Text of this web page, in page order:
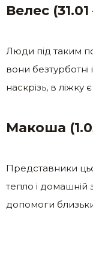
Велес
Люди під таким
вони
наскрізь, в
Макоша
Представники
тепло і домашній
допомоги